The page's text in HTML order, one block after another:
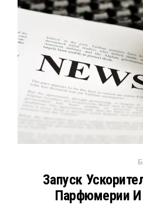
Запуск
Парфюмерии И